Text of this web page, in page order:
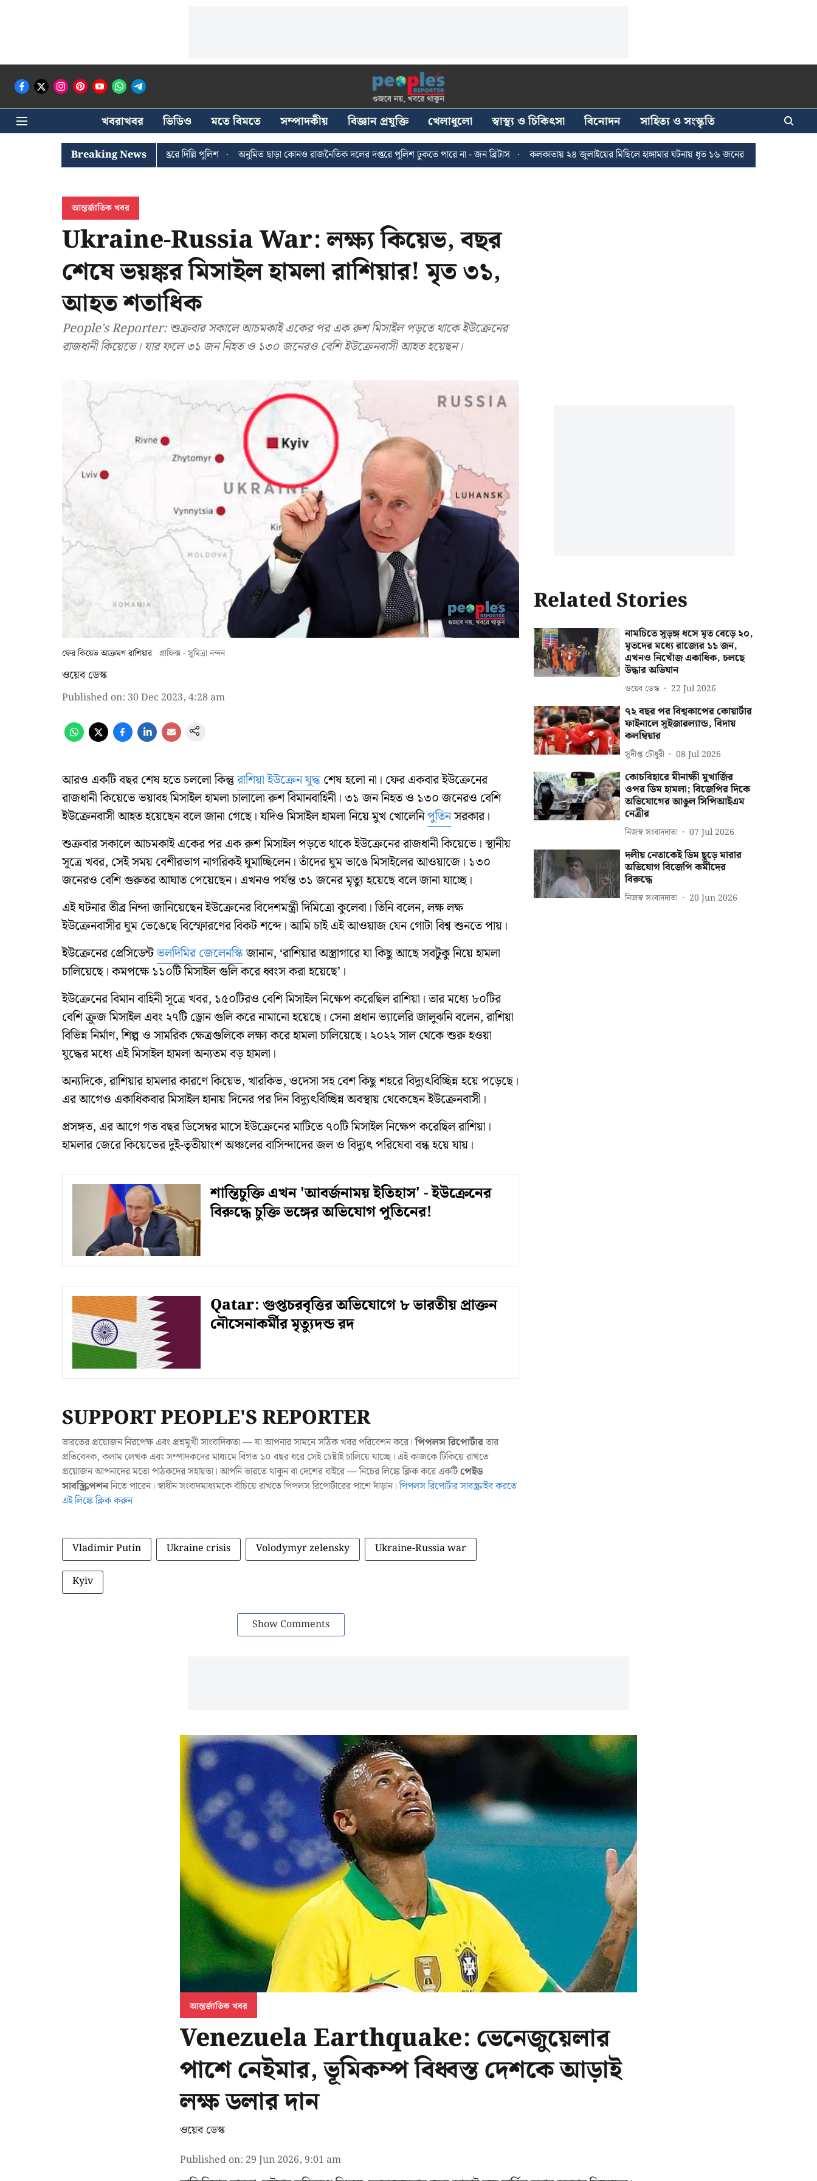
খবরাখবর ভিডিও মতে বিমতে সম্পাদকীয় বিজ্ঞান প্রযুক্তি খেলাধুলো স্বাস্থ্য ও চিকিৎসা বিনোদন সাহিত্য ও সংস্কৃতি
Breaking News
ঘোষের খোঁজে সিপিআইএম সদর দপ্তরে দিল্লি পুলিশ অনুমিত ছাড়া কোনও রাজনৈতিক দলের দপ্তরে পুলিশ ঢুকতে পারে না - জন ব্রিটাস কলকাতায় ২৪ জুলাইয়ের মিছিলে হাঙ্গামার ঘটনায় ধৃত ১৬ জনের জামিন
আন্তর্জাতিক খবর
Ukraine-Russia War: লক্ষ্য কিয়েভ, বছর
শেষে ভয়ঙ্কর মিসাইল হামলা রাশিয়ার! মৃত ৩১,
আহত শতাধিক
People's Reporter: শুক্রবার সকালে আচমকাই একের পর এক রুশ মিসাইল পড়তে থাকে ইউক্রেনের
রাজধানী কিয়েভে। যার ফলে ৩১ জন নিহত ও ১৩০ জনেরও বেশি ইউক্রেনবাসী আহত হয়েছন।
ফের কিয়েভ আক্রমণ রাশিয়ার গ্রাফিক্স - সুমিত্রা নন্দন
ওয়েব ডেস্ক
Published on: 30 Dec 2023, 4:28 am
আরও একটি বছর শেষ হতে চললো কিন্তুরাশিয়া ইউক্রেন যুদ্ধশেষ হলো না। ফের একবার ইউক্রেনের
রাজধানী কিয়েভে ভয়াবহ মিসাইল হামলা চালালো রুশ বিমানবাহিনী। ৩১ জন নিহত ও ১৩০ জনেরও বেশি
ইউক্রেনবাসী আহত হয়েছেন বলে জানা গেছে। যদিও মিসাইল হামলা নিয়ে মুখ খোলেনিপুতিনসরকার।
শুক্রবার সকালে আচমকাই একের পর এক রুশ মিসাইল পড়তে থাকে ইউক্রেনের রাজধানী কিয়েভে। স্থানীয়
সূত্রে খবর, সেই সময় বেশীরভাগ নাগরিকই ঘুমাচ্ছিলেন। তাঁদের ঘুম ভাঙে মিসাইলের আওয়াজে। ১৩০
জনেরও বেশি গুরুতর আঘাত পেয়েছেন। এখনও পর্যন্ত ৩১ জনের মৃত্যু হয়েছে বলে জানা যাচ্ছে।
এই ঘটনার তীব্র নিন্দা জানিয়েছেন ইউক্রেনের বিদেশমন্ত্রী দিমিত্রো কুলেবা। তিনি বলেন, লক্ষ লক্ষ
ইউক্রেনবাসীর ঘুম ভেঙেছে বিস্ফোরণের বিকট শব্দে। আমি চাই এই আওয়াজ যেন গোটা বিশ্ব শুনতে পায়।
ইউক্রেনের প্রেসিডেন্টভলদিমির জেলেনস্কিজানান, ‘রাশিয়ার অস্ত্রাগারে যা কিছু আছে সবটুকু নিয়ে হামলা
চালিয়েছে। কমপক্ষে ১১০টি মিসাইল গুলি করে ধ্বংস করা হয়েছে’।
ইউক্রেনের বিমান বাহিনী সূত্রে খবর, ১৫০টিরও বেশি মিসাইল নিক্ষেপ করেছিল রাশিয়া। তার মধ্যে ৮০টির
বেশি ক্রুজ মিসাইল এবং ২৭টি ড্রোন গুলি করে নামানো হয়েছে। সেনা প্রধান ভ্যালেরি জালুঝনি বলেন, রাশিয়া
বিভিন্ন নির্মাণ, শিল্প ও সামরিক ক্ষেত্রগুলিকে লক্ষ্য করে হামলা চালিয়েছে। ২০২২ সাল থেকে শুরু হওয়া
যুদ্ধের মধ্যে এই মিসাইল হামলা অন্যতম বড় হামলা।
অন্যদিকে, রাশিয়ার হামলার কারণে কিয়েভ, খারকিভ, ওদেসা সহ বেশ কিছু শহরে বিদ্যুৎবিচ্ছিন্ন হয়ে পড়েছে।
এর আগেও একাধিকবার মিসাইল হানায় দিনের পর দিন বিদ্যুৎবিচ্ছিন্ন অবস্থায় থেকেছেন ইউক্রেনবাসী।
প্রসঙ্গত, এর আগে গত বছর ডিসেম্বর মাসে ইউক্রেনের মাটিতে ৭০টি মিসাইল নিক্ষেপ করেছিল রাশিয়া।
হামলার জেরে কিয়েভের দুই-তৃতীয়াংশ অঞ্চলের বাসিন্দাদের জল ও বিদ্যুৎ পরিষেবা বন্ধ হয়ে যায়।
শান্তিচুক্তি এখন 'আবর্জনাময় ইতিহাস' - ইউক্রেনের
বিরুদ্ধে চুক্তি ভঙ্গের অভিযোগ পুতিনের!
Qatar: গুপ্তচরবৃত্তির অভিযোগে ৮ ভারতীয় প্রাক্তন
নৌসেনাকর্মীর মৃত্যুদন্ড রদ
SUPPORT PEOPLE'S REPORTER
ভারতের প্রয়োজন নিরপেক্ষ এবং প্রশ্নমুখী সাংবাদিকতা — যা আপনার সামনে সঠিক খবর পরিবেশন করে।পিপলস রিপোর্টারতার
প্রতিবেদক, কলাম লেখক এবং সম্পাদকদের মাধ্যমে বিগত ১০ বছর ধরে সেই চেষ্টাই চালিয়ে যাচ্ছে। এই কাজকে টিকিয়ে রাখতে
প্রয়োজন আপনাদের মতো পাঠকদের সহায়তা। আপনি ভারতে থাকুন বা দেশের বাইরে — নিচের লিঙ্কে ক্লিক করে একটিপেইড
সাবস্ক্রিপশননিতে পারেন। স্বাধীন সংবাদমাধ্যমকে বাঁচিয়ে রাখতে পিপলস রিপোর্টারের পাশে দাঁড়ান।পিপলস রিপোর্টার সাবস্ক্রাইব করতে
এই লিঙ্কে ক্লিক করুন
Vladimir Putin Ukraine crisis Volodymyr zelensky Ukraine-Russia war
Kyiv
Show Comments
Related Stories
নামচিতে সুড়ঙ্গ ধসে মৃত বেড়ে ২০,
মৃতদের মধ্যে রাজ্যের ১১ জন,
এখনও নিখোঁজ একাধিক, চলছে
উদ্ধার অভিযান
ওয়েব ডেস্ক 22 Jul 2026
৭২ বছর পর বিশ্বকাপের কোয়ার্টার
ফাইনালে সুইজারল্যান্ড, বিদায়
কলম্বিয়ার
সুদীপ্ত চৌধুরী 08 Jul 2026
কোচবিহারে মীনাক্ষী মুখার্জির
ওপর ডিম হামলা; বিজেপির দিকে
অভিযোগের আঙুল সিপিআইএম
নেত্রীর
নিজস্ব সংবাদদাতা 07 Jul 2026
দলীয় নেতাকেই ডিম ছুড়ে মারার
অভিযোগ বিজেপি কর্মীদের
বিরুদ্ধে
নিজস্ব সংবাদদাতা 20 Jun 2026
আন্তর্জাতিক খবর
Venezuela Earthquake: ভেনেজুয়েলার
পাশে নেইমার, ভূমিকম্প বিধ্বস্ত দেশকে আড়াই
লক্ষ ডলার দান
ওয়েব ডেস্ক
Published on: 29 Jun 2026, 9:01 am